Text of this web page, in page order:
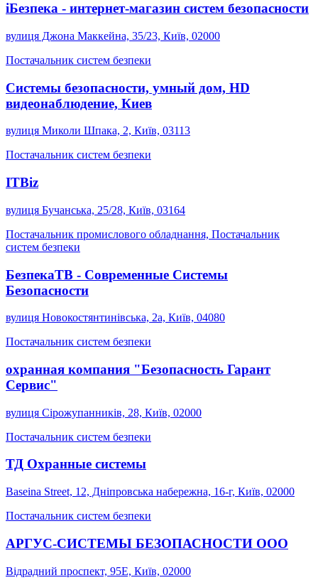
iБезпека - интернет-магазин систем безопасности
вулиця Джона Маккейна, 35/23, Київ, 02000
Постачальник систем безпеки
Системы безопасности, умный дом, HD
видеонаблюдение, Киев
вулиця Миколи Шпака, 2, Київ, 03113
Постачальник систем безпеки
ITBiz
вулиця Бучанська, 25/28, Київ, 03164
Постачальник промислового обладнання, Постачальник
систем безпеки
БезпекаТВ - Современные Системы
Безопасности
вулиця Новокостянтинівська, 2а, Київ, 04080
Постачальник систем безпеки
охранная компания "Безопасность Гарант
Сервис"
вулиця Сірожупанників, 28, Київ, 02000
Постачальник систем безпеки
ТД Охранные системы
Baseina Street, 12, Дніпровська набережна, 16-г, Київ, 02000
Постачальник систем безпеки
АРГУС-СИСТЕМЫ БЕЗОПАСНОСТИ ООО
Відрадний проспект, 95Е, Київ, 02000